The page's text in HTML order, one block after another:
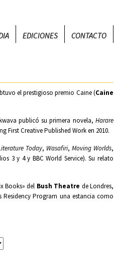
EDICIONES CONTACTO
el prestigioso premio Caine (Caine
publicó su primera novela,Harare
First Creative Published Work en 2010.
Today, Wasafiri, Moving Worlds,
3 y 4 y BBC World Service). Su relato
Books» del Bush Theatre de Londres,
Program una estancia como